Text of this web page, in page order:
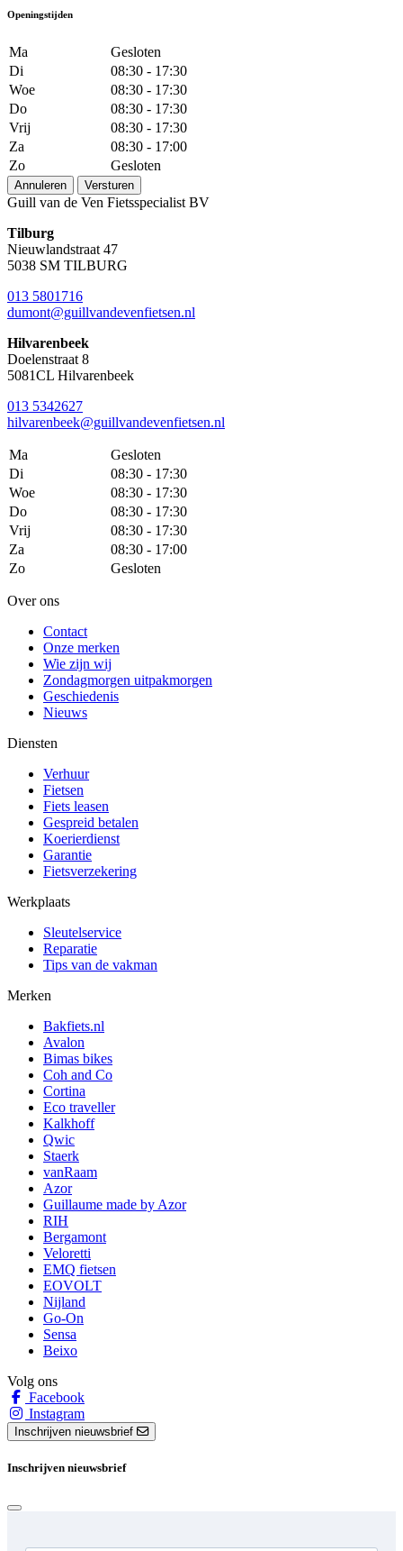
Openingstijden
Ma
Gesloten
Di
08:30 - 17:30
Woe
08:30 - 17:30
Do
08:30 - 17:30
Vrij
08:30 - 17:30
Za
08:30 - 17:00
Zo
Gesloten
Annuleren Versturen
Guill van de Ven Fietsspecialist BV
Tilburg
Nieuwlandstraat 47
5038 SM TILBURG
013 5801716
dumont@guillvandevenfietsen.nl
Hilvarenbeek
Doelenstraat 8
5081CL Hilvarenbeek
013 5342627
hilvarenbeek@guillvandevenfietsen.nl
Ma
Gesloten
Di
08:30 - 17:30
Woe
08:30 - 17:30
Do
08:30 - 17:30
Vrij
08:30 - 17:30
Za
08:30 - 17:00
Zo
Gesloten
Over ons
Contact
Onze merken
Wie zijn wij
Zondagmorgen uitpakmorgen
Geschiedenis
Nieuws
Diensten
Verhuur
Fietsen
Fiets leasen
Gespreid betalen
Koerierdienst
Garantie
Fietsverzekering
Werkplaats
Sleutelservice
Reparatie
Tips van de vakman
Merken
Bakfiets.nl
Avalon
Bimas bikes
Coh and Co
Cortina
Eco traveller
Kalkhoff
Qwic
Staerk
vanRaam
Azor
Guillaume made by Azor
RIH
Bergamont
Veloretti
EMQ fietsen
EOVOLT
Nijland
Go-On
Sensa
Beixo
Volg ons
Facebook
Instagram
Inschrijven nieuwsbrief
Inschrijven nieuwsbrief